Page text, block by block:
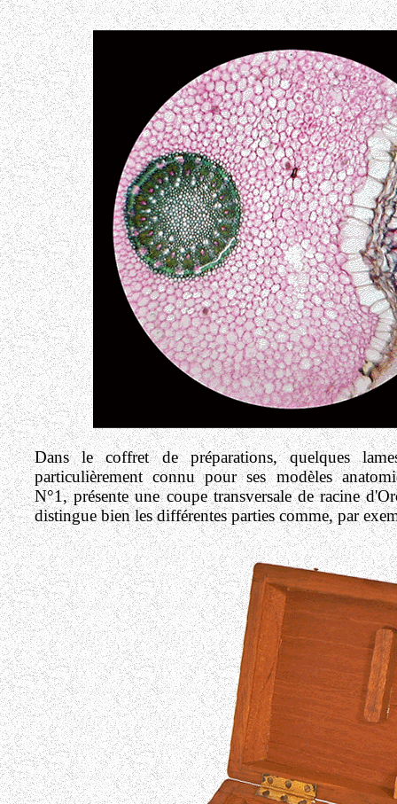
Dans le coffret de préparations, quelques
particulièrement connu pour ses modèles
N°1, présente une coupe transversale de racine
distingue bien les différentes parties comme, par